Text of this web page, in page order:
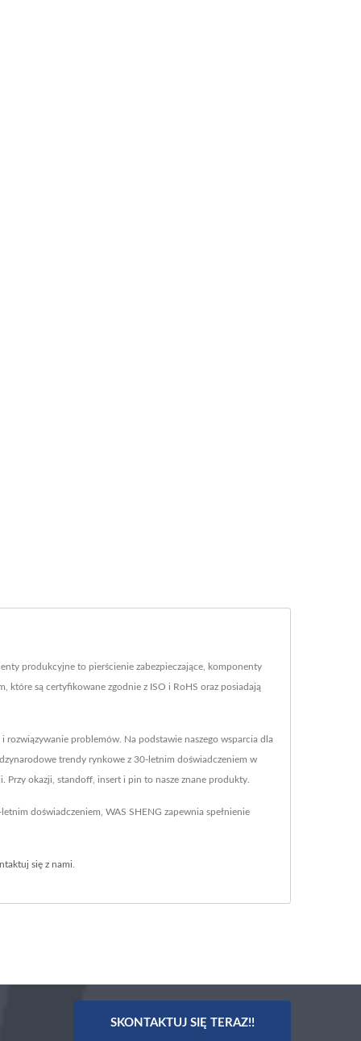
produkcyjne to pierścienie zabezpieczające, komponenty
które są certyfikowane zgodnie z ISO i RoHS oraz posiadają
rozwiązywanie problemów. Na podstawie naszego wsparcia dla
trendy rynkowe z 30-letnim doświadczeniem w
okazji, standoff, insert i pin to nasze znane produkty.
doświadczeniem, WAS SHENG zapewnia spełnienie
się z nami
SKONTAKTUJ SIĘ TERAZ!!